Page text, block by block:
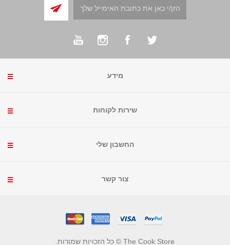
מידע
שירות לקוחות
החשבון שלי
צור קשר
The Cook Store © כל הזכויות שמורות.